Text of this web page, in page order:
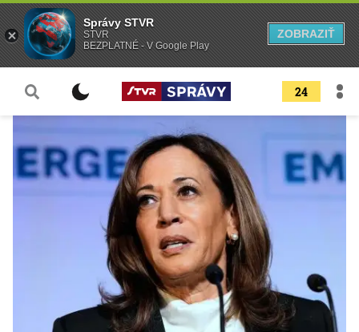
24
Správy STVR
STVR
BEZPLATNÉ - V Google Play
ZOBRAZIŤ